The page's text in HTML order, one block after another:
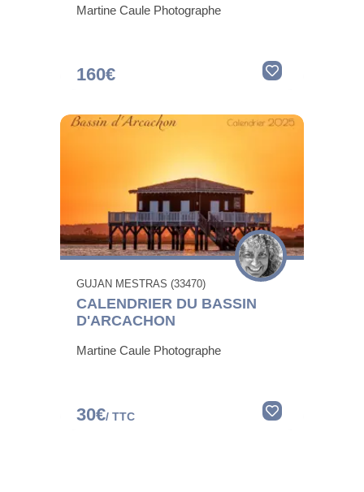
Martine Caule Photographe
160€
GUJAN MESTRAS (33470)
CALENDRIER DU BASSIN
D'ARCACHON
Martine Caule Photographe
30€/ TTC